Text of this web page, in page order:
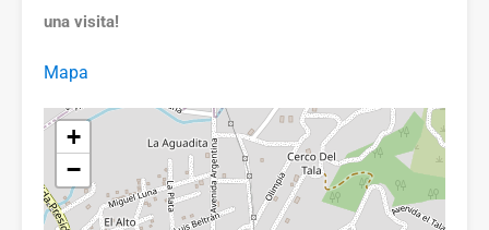
una visita!
Mapa
+
−